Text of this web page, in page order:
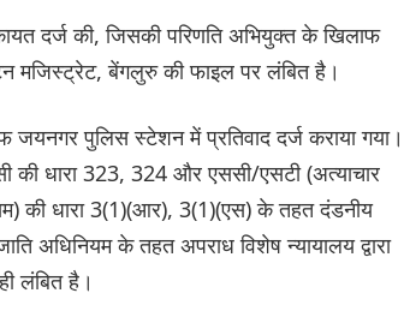
दर्ज की, जिसकी परिणति अभियुक्त के खिलाफ
मजिस्ट्रेट, बेंगलुरु की फाइल पर लंबित है।
जयनगर पुलिस स्टेशन में प्रतिवाद दर्ज कराया गया।
की धारा 323, 324 और एससी/एसटी (अत्याचार
की धारा 3(1)(आर), 3(1)(एस) के तहत दंडनीय
अधिनियम के तहत अपराध विशेष न्यायालय द्वारा
लंबित है।